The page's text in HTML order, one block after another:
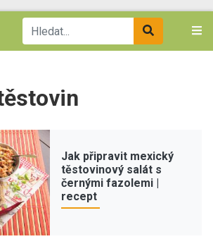
Jak připravit mexický
těstovinový salát s
černými fazolemi |
recept